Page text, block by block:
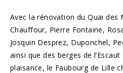
Avec la rénovation du Quai des
Chauffour, Pierre Fontaine,
Josquin Desprez, Duponchel,
ainsi que des berges de
plaisance, le Faubourg de Lille